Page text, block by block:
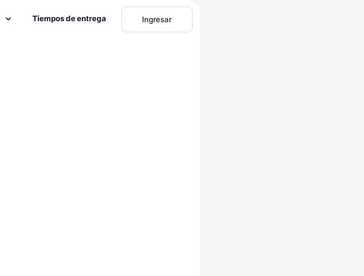
Tiempos de entrega Ingresar